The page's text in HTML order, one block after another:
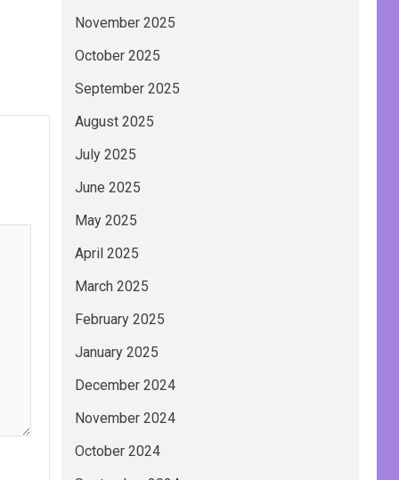
November 2025
October 2025
September 2025
August 2025
July 2025
June 2025
May 2025
April 2025
March 2025
February 2025
January 2025
December 2024
November 2024
October 2024